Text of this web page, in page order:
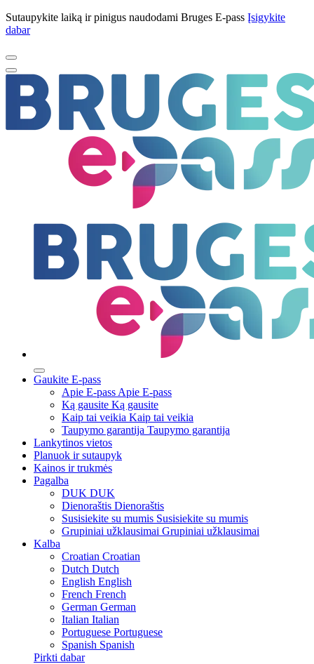
Sutaupykite laiką ir pinigus naudodami Bruges E-pass Įsigykite
dabar
Gaukite E-pass
Apie E-pass Apie E-pass
Ką gausite Ką gausite
Kaip tai veikia Kaip tai veikia
Taupymo garantija Taupymo garantija
Lankytinos vietos
Planuok ir sutaupyk
Kainos ir trukmės
Pagalba
DUK DUK
Dienoraštis Dienoraštis
Susisiekite su mumis Susisiekite su mumis
Grupiniai užklausimai Grupiniai užklausimai
Kalba
Croatian Croatian
Dutch Dutch
English English
French French
German German
Italian Italian
Portuguese Portuguese
Spanish Spanish
Pirkti dabar